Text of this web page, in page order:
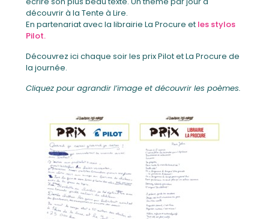
découvrir à la Tente à Lire.
En partenariat avec la librairie La Procure et les stylos
Pilot.
Découvrez ici chaque soir les prix Pilot et La Procure de
la journée.
Cliquez pour agrandir l’image et découvrir les poèmes.